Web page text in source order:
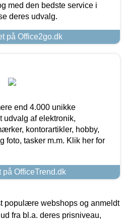
med den bedste service i
deres udvalg.
på Office2go.dk
end 4.000 unikke
udvalg af elektronik,
kontorartikler, hobby,
foto, tasker m.m. Klik her for
på OfficeTrend.dk
populære webshops og anmeldt
fra bl.a. deres prisniveau,